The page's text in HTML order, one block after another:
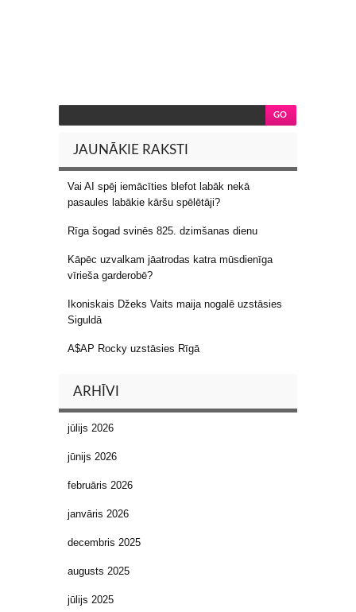
JAUNĀKIE RAKSTI
Vai AI spēj iemācīties blefot labāk nekā
pasaules labākie kāršu spēlētāji?
Rīga šogad svinēs 825. dzimšanas dienu
Kāpēc uzvalkam jāatrodas katra mūsdienīga
vīrieša garderobē?
Ikoniskais Džeks Vaits maija nogalē uzstāsies
Siguldā
A$AP Rocky uzstāsies Rīgā
ARHĪVI
jūlijs 2026
jūnijs 2026
februāris 2026
janvāris 2026
decembris 2025
augusts 2025
jūlijs 2025